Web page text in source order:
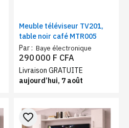
Meuble téléviseur TV201,
table noir café MTR005
Par : Baye électronique
290 000 F CFA
Livraison GRATUITE
aujourd’hui, 7 août
favorite_border